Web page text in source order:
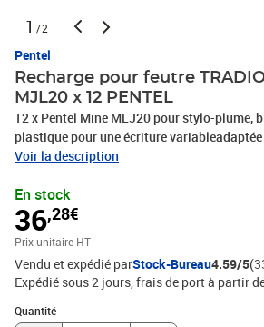
1 /2
Pentel
Recharge pour feutre
MJL20 x 12 PENTEL
12 x Pentel Mine MLJ20 pour stylo-plume,
plastique pour une écriture
plume Tradio(MLJ20-C), PHOTOS NON
Voir la description
En stock
36,28€
Prix unitaire HT
Vendu et expédié parStock-Bureau4.59/5
Expédié sous 2 jours, frais de port à partir
Quantité
Quantité : 1